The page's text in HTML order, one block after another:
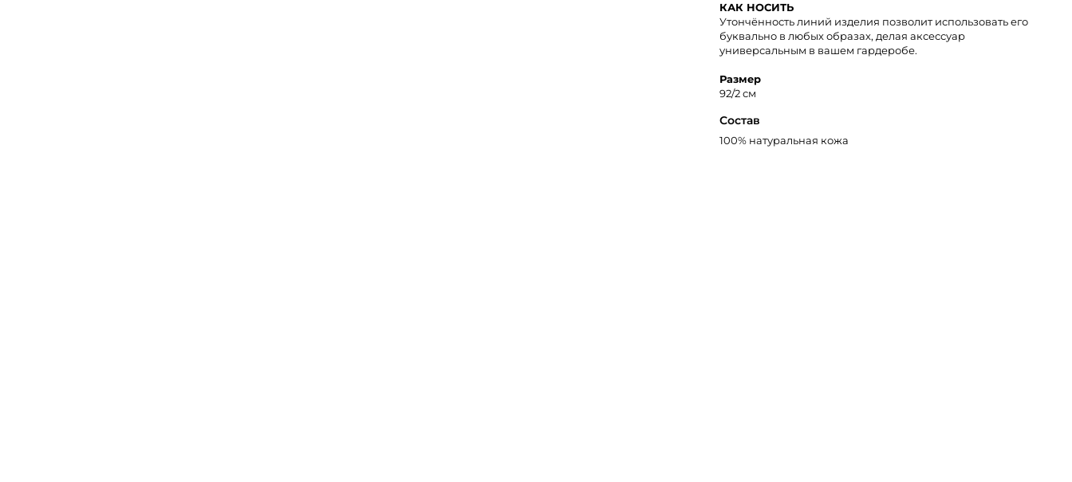
КАК НОСИТЬ
Утончённость линий изделия позволит использовать его
буквально в любых образах, делая аксессуар
универсальным в вашем гардеробе.
Размер
92/2 см
Состав
100% натуральная кожа